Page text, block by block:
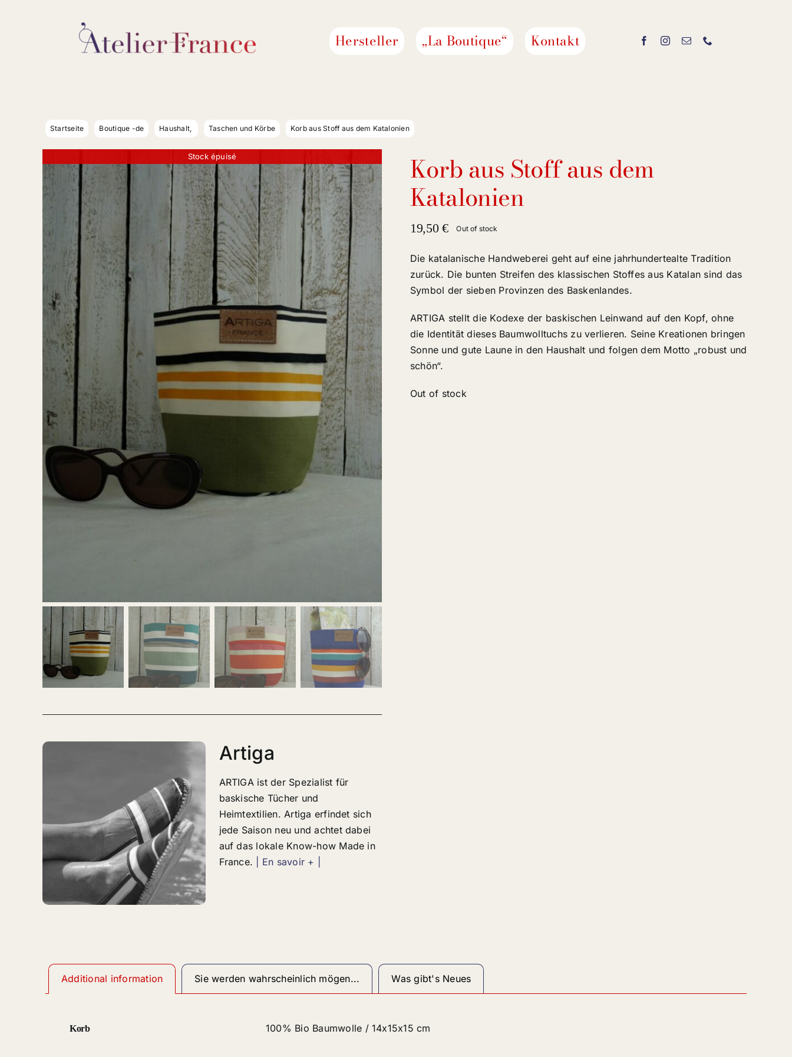
Hersteller „La Boutique“ Kontakt
Startseite Boutique -de Haushalt Taschen und Körbe Korb aus Stoff aus dem Katalonien
Stock épuisé
Artiga
ARTIGA ist der Spezialist für
baskische Tücher und
Heimtextilien. Artiga erfindet sich
jede Saison neu und achtet dabei
auf das lokale Know-how Made in
France.
| En savoir + |
Korb aus Stoff aus dem
Katalonien
19,50 € Out of stock
Die katalanische Handweberei geht auf eine jahrhundertealte Tradition
zurück. Die bunten Streifen des klassischen Stoffes aus Katalan sind das
Symbol der sieben Provinzen des Baskenlandes.
ARTIGA stellt die Kodexe der baskischen Leinwand auf den Kopf, ohne
die Identität dieses Baumwolltuchs zu verlieren. Seine Kreationen bringen
Sonne und gute Laune in den Haushalt und folgen dem Motto „robust und
schön“.
Out of stock
Additional information Sie werden wahrscheinlich mögen... Was gibt's Neues
Korb 100% Bio Baumwolle / 14x15x15 cm